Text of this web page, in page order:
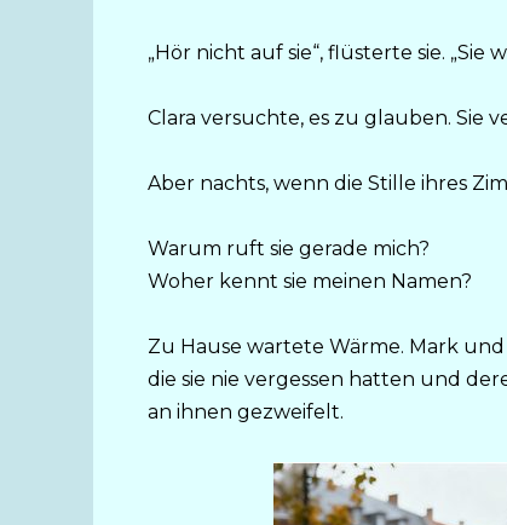
„Hör nicht auf sie“, flüsterte sie. „Sie
Clara versuchte, es zu glauben. Sie
Aber nachts, wenn die Stille ihres
Warum ruft sie gerade mich?
Woher kennt sie meinen Namen?
Zu Hause wartete Wärme. Mark
die sie nie vergessen hatten und
an ihnen gezweifelt.